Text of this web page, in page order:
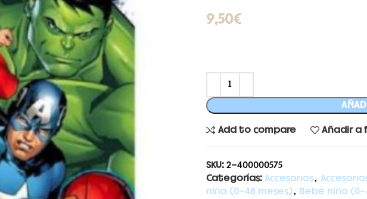
9,50€
Add to compare Añadir a
SKU: 2-400000575
Categorías: Accesorios,
niña (0-48 meses), Bebé niño (0-